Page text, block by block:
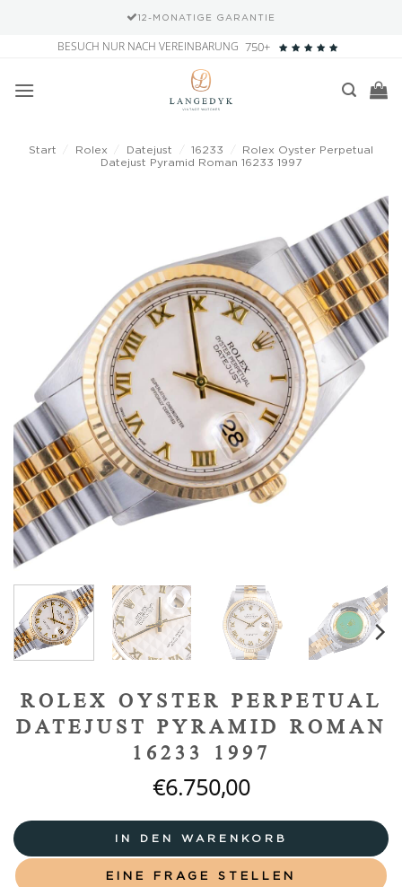
12-MONATIGE GARANTIE
springen
BESUCH NUR NACH VEREINBARUNG 750+
Start Rolex Datejust 16233
Rolex Oyster Perpetual
Datejust Pyramid Roman 16233 1997
Add to
wishlist
ROLEX OYSTER PERPETUAL
DATEJUST PYRAMID ROMAN
16233 1997
€6.750,00
IN DEN WARENKORB
EINE FRAGE STELLEN